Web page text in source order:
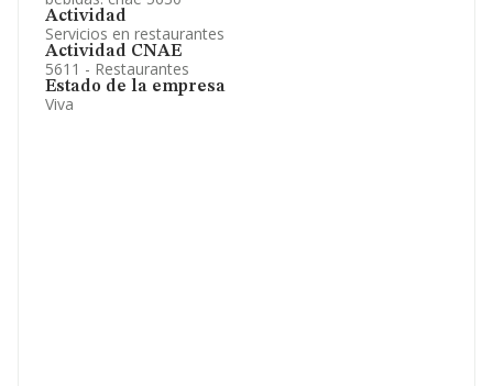
Actividad
Servicios en restaurantes
Actividad CNAE
5611 - Restaurantes
Estado de la empresa
Viva